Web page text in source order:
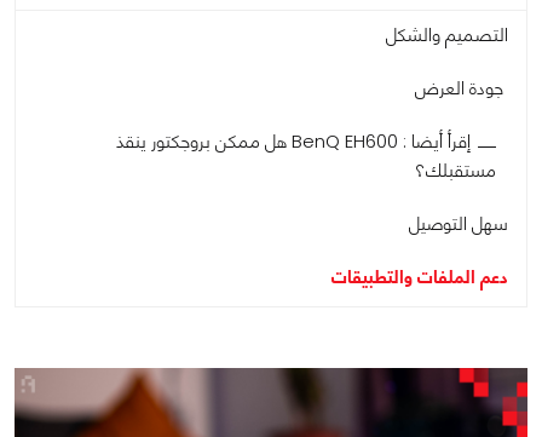
التصميم والشكل
جودة العرض
إقرأ أيضا : BenQ EH600 هل ممكن بروجكتور ينقذ
مستقبلك؟
سهل التوصيل
دعم الملفات والتطبيقات